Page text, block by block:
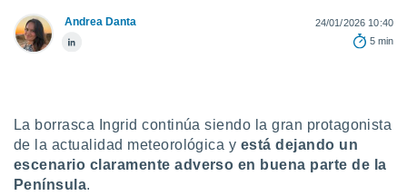
todas
ya sean
nuestros
en
como
perfil
y
Andrea Danta
24/01/2026 10:40
5 min
La borrasca Ingrid continúa siendo la gran protagonista
de la actualidad meteorológica y está dejando un
escenario claramente adverso en buena parte de la
Península.